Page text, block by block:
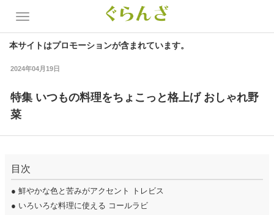
本サイトはプロモーションが含まれています。
2024年04月19日
特集 いつもの料理をちょこっと格上げ おしゃれ野
菜
目次
● 鮮やかな色と苦みがアクセント トレビス
● いろいろな料理に使える コールラビ